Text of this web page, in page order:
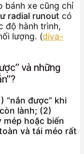
bánh xe cũng chỉ
radial runout có
độ hành trình,
lượng. (diva-
và những
“nắn được” khi
lành; (2)
mép hoặc biến
và tái méo rất